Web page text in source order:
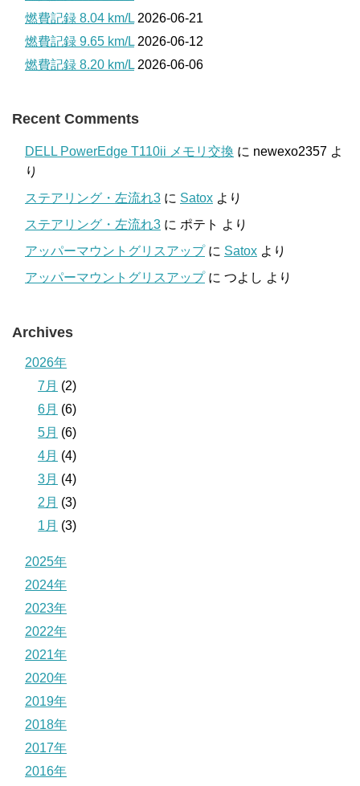
燃費記録 8.04 km/L 2026-06-21
燃費記録 9.65 km/L 2026-06-12
燃費記録 8.20 km/L 2026-06-06
Recent Comments
DELL PowerEdge T110ii メモリ交換 に newexo2357 よ
り
ステアリング・左流れ3 に Satox より
ステアリング・左流れ3 に ポテト より
アッパーマウントグリスアップに Satox より
アッパーマウントグリスアップに つよし より
Archives
2026年
7月 (2)
6月 (6)
5月 (6)
4月 (4)
3月 (4)
2月 (3)
1月 (3)
2025年
2024年
2023年
2022年
2021年
2020年
2019年
2018年
2017年
2016年